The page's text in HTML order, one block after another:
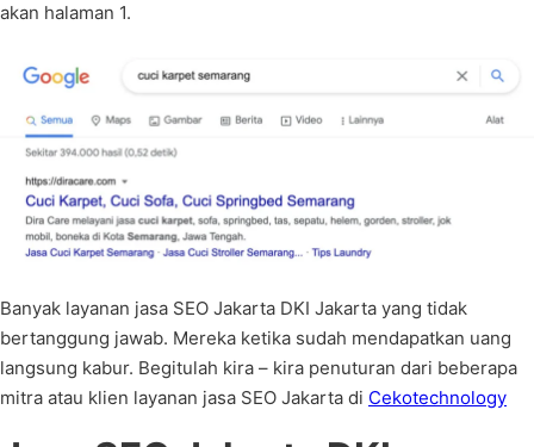
akan halaman 1.
Banyak layanan jasa SEO Jakarta DKI Jakarta yang tidak
bertanggung jawab. Mereka ketika sudah mendapatkan uang
langsung kabur. Begitulah kira – kira penuturan dari beberapa
mitra atau klien layanan jasa SEO Jakarta di Cekotechnology